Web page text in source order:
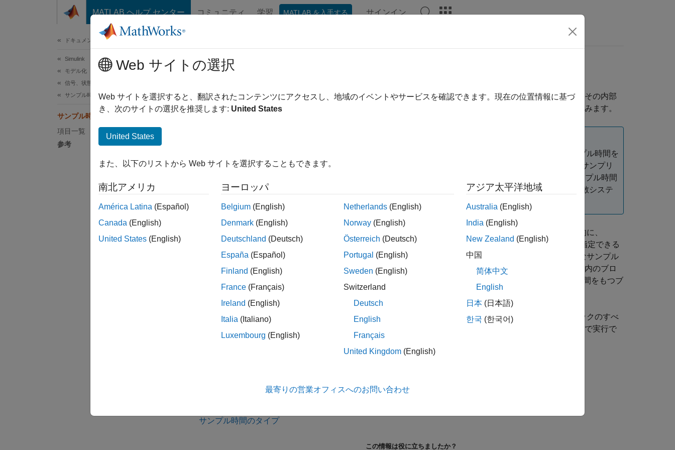
コンテンツへスキップ
MATLAB ヘルプ センター コミュニティ 学習 MATLAB を入手する サインイン
ドキュメンテーションのホーム
Simulink
モデル化
信号、状態、パラメーターの設定
サンプル時間
サンプル時間とは
項目一覧
参考
サンプル時間とは
ブロックのサンプル時間とは、シミュレーション中にブロックが出力を生成する時期、そして必要に応じてその内部
状態を更新する時期を示すパラメーターです。内部状態は、ログが作成される連続状態や離散状態などを含みます。
で使用されるサンプル時間という用語と、エンジニアリングの意味合いで使用されるサンプル時間を
混同しないようにしてください。エンジニアリングでは、サンプル時間は離散システムがその入力をサンプリ
ングするレートを指します。Simulink では、ブロックの実行 (計算) のレートを制御するブロック サンプル時間
を適切に設定することで、シングルレートとマルチレートの離散システムおよびハイブリッド連続離散システ
ムのモデルを作成できます。
多くのエンジニアリング アプリケーションでは、ブロックの実行レートを制御する必要があります。一般的に、
Simulink ではブロック ダイアログ ボックスまたはコマンド ラインで
パラメーターを明示的に指定できる
ようにすることで、この機能を提供しています。 SampleTime
パラメーターをもたないブロックは、暗黙的なサンプル
時間をもっています。暗黙的なサンプル時間を指定することはできません。このサンプル時間は、システム内のブロ
ブロックは暗黙的なサンプル時間をもつブ
ロックの例です。そのサンプル時間は Simulink によって自動的に
に設定されます。
サンプル時間は端子ベースにもブロック ベースにもできます。ブロックベースのサンプル時間では、ブロックのすべ
ての入力と出力は同じレートで実行されます。端子ベースのサンプル時間では、入力と出力は異なるレートで実行で
きます。実行レートについての詳細は、
サンプル時間のタイプ
サンプル時間のタイプ
この情報は役に立ちましたか？
Web サイトの選択
Web サイトを選択すると、翻訳されたコンテンツにアクセスし、地域のイベントやサービスを確認できます。現在の位置情報に基づ
き、次のサイトの選択を推奨します: United States
United States
また、以下のリストから Web サイトを選択することもできます。
南北アメリカ
América Latina (Español)
Canada (English)
United States (English)
ヨーロッパ
Belgium (English)
Denmark (English)
Deutschland (Deutsch)
España (Español)
Finland (English)
France (Français)
Ireland (English)
Italia (Italiano)
Luxembourg (English)
Netherlands (English)
Norway (English)
Österreich (Deutsch)
Portugal (English)
Sweden (English)
Switzerland
Deutsch
English
Français
United Kingdom (English)
アジア太平洋地域
Australia (English)
India (English)
New Zealand (English)
中国
简体中文
English
日本 (日本語)
한국 (한국어)
最寄りの営業オフィスへのお問い合わせ